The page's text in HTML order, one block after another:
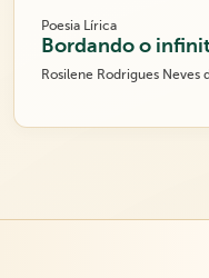
Poesia Lírica
Bordando o
Rosilene Rodrigues Neves